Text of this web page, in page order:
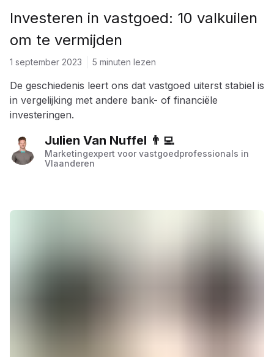
Investeren in vastgoed: 10 valkuilen
om te vermijden
1 september 2023 5 minuten lezen
De geschiedenis leert ons dat vastgoed uiterst stabiel is
in vergelijking met andere bank- of financiële
investeringen.
Julien Van Nuffel 👨‍💻
Marketingexpert voor vastgoedprofessionals in
Vlaanderen